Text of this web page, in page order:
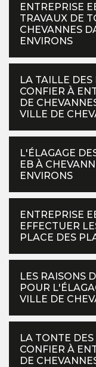
ENTREPRISE
TRAVAUX DE
CHEVANNES
ENVIRONS
LA TAILLE DES
CONFIER À
DE
VILLE DE
L'ÉLAGAGE
EB À
ENVIRONS
ENTREPRISE
EFFECTUER
PLACE DES
LES RAISONS
POUR
VILLE DE
LA TONTE
CONFIER À
DE